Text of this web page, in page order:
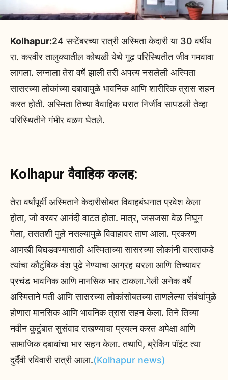
Kolhapur:24 सप्टेंबरच्या रात्री अस्मिता केदारी या 30 वर्षीय
रा. करवीर तालुक्यातील कोथळी येथे गूढ परिस्थितीत जीव गमवावा
लागला. लग्नाला तेरा वर्षे झाली तरी अपत्य नसलेली अस्मिता
सासरच्या लोकांच्या दबावामुळे भावनिक आणि शारीरिक त्रास सहन
करत होती. अस्मिता तिच्या वैवाहिक घरात निर्जीव सापडली तेव्हा
परिस्थितीने गंभीर वळण घेतले.
Kolhapur वैवाहिक कलह:
तेरा वर्षांपूर्वी अस्मिताने केदारीसोबत विवाहबंधनात प्रवेश केला
होता, जो वरवर आनंदी वाटत होता. मात्र, जसजसा वेळ निघून
गेला, तसतशी मुले नसल्यामुळे विवाहावर ताण आला. प्रकरण
आणखी बिघडवण्यासाठी अस्मिताच्या सासरच्या लोकांनी वारसाकडे
त्यांचा कौटुंबिक वंश पुढे नेण्याचा आग्रह धरला आणि तिच्यावर
प्रचंड भावनिक आणि मानसिक भार टाकला.गेली अनेक वर्षे
अस्मिताने पती आणि सासरच्या लोकांसोबतच्या ताणलेल्या संबंधांमुळे
होणारा मानसिक आणि भावनिक त्रास सहन केला. तिने तिच्या
नवीन कुटुंबात सुसंवाद राखण्याचा प्रयत्न करत अपेक्षा आणि
सामाजिक दबावांचा भार सहन केला. तथापि, ब्रेकिंग पॉइंट त्या
दुर्दैवी रविवारी रात्री आला.(Kolhapur news)